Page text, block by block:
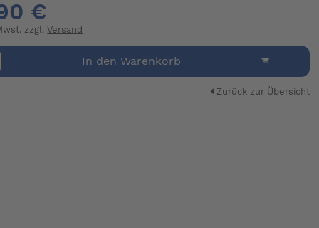
€
zzgl. Versand
In den Warenkorb
Zurück zur Übersicht